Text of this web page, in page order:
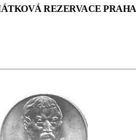
REZERVACE PRAHA